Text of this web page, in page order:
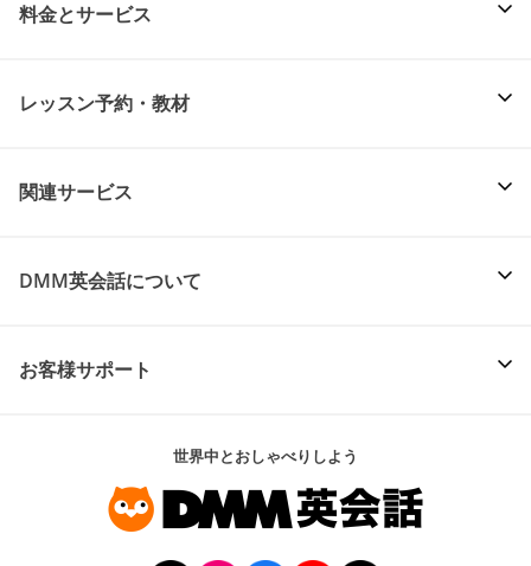
料金とサービス
レッスン予約・教材
関連サービス
DMM英会話について
お客様サポート
世界中とおしゃべりしよう